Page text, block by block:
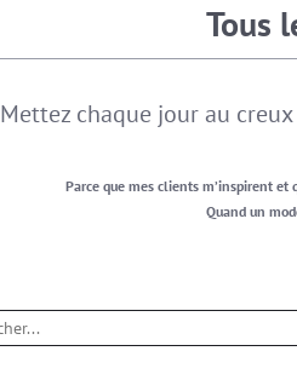
Tous
Mettez chaque jour au
Parce que mes clients m’inspirent et
Quand un